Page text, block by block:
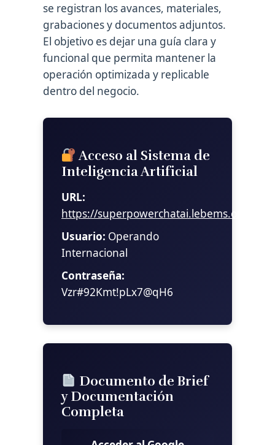
se registran los avances, materiales,
grabaciones y documentos adjuntos.
El objetivo es dejar una guía clara y
funcional que permita mantener la
operación optimizada y replicable
dentro del negocio.
Acceso al Sistema de
Inteligencia Artificial
URL:
https://superpowerchatai.lebems.online/
Usuario: Operando
Internacional
Contraseña:
Vzr#92Kmt!pLx7@qH6
Documento de Brief
y Documentación
Completa